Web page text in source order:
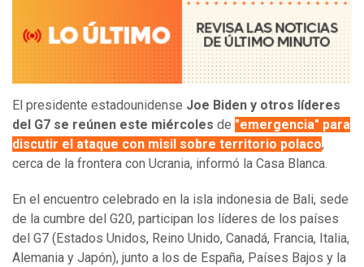
El presidente estadounidense Joe Biden y otros líderes
del G7 se reúnen este miércoles de "emergencia" para
discutir el ataque con misil sobre territorio polaco,
cerca de la frontera con Ucrania, informó la Casa Blanca.
En el encuentro celebrado en la isla indonesia de Bali, sede
de la cumbre del G20, participan los líderes de los países
del G7 (Estados Unidos, Reino Unido, Canadá, Francia, Italia,
Alemania y Japón), junto a los de España, Países Bajos y la